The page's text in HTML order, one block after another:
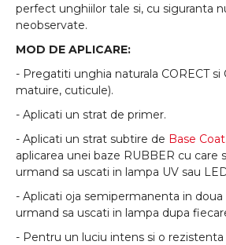
perfect unghiilor tale si, cu siguranta
neobservate.
MOD DE APLICARE:
- Pregatiti unghia naturala CORECT si
matuire, cuticule).
- Aplicati un strat de primer.
- Aplicati un strat subtire de Base Coat
aplicarea unei baze RUBBER cu care
urmand sa uscati in lampa UV sau
- Aplicati oja semipermanenta in doua
urmand sa uscati in lampa dupa
- Pentru un luciu intens si o